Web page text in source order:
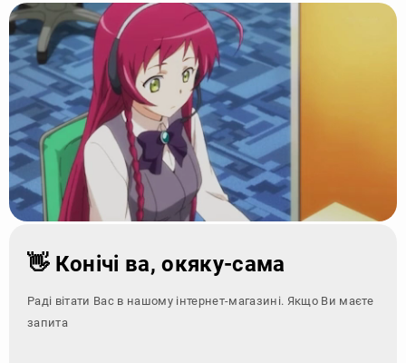
👋 Конічі ва, окяку-сама
Раді вітати Вас в нашому інтернет-магазині. Якщо Ви маєте
запитання - зверн